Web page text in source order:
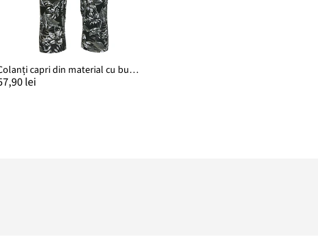
Colanți capri din material cu bumbac
lei